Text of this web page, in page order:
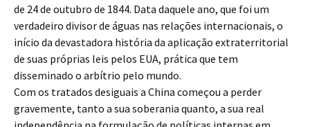
de 24 de outubro de 1844. Data daquele ano, que foi um
verdadeiro divisor de águas nas relações internacionais, o
início da devastadora história da aplicação extraterritorial
de suas próprias leis pelos EUA, prática que tem
disseminado o arbítrio pelo mundo.
Com os tratados desiguais a China começou a perder
gravemente, tanto a sua soberania quanto, a sua real